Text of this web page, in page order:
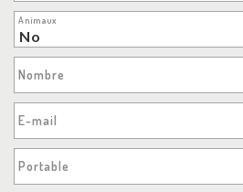
Animaux
Nombre
E-mail
Portable